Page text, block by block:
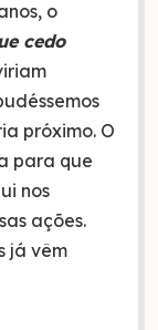
o
cedo
próximo. O
para que
nos
ações.
já vêm